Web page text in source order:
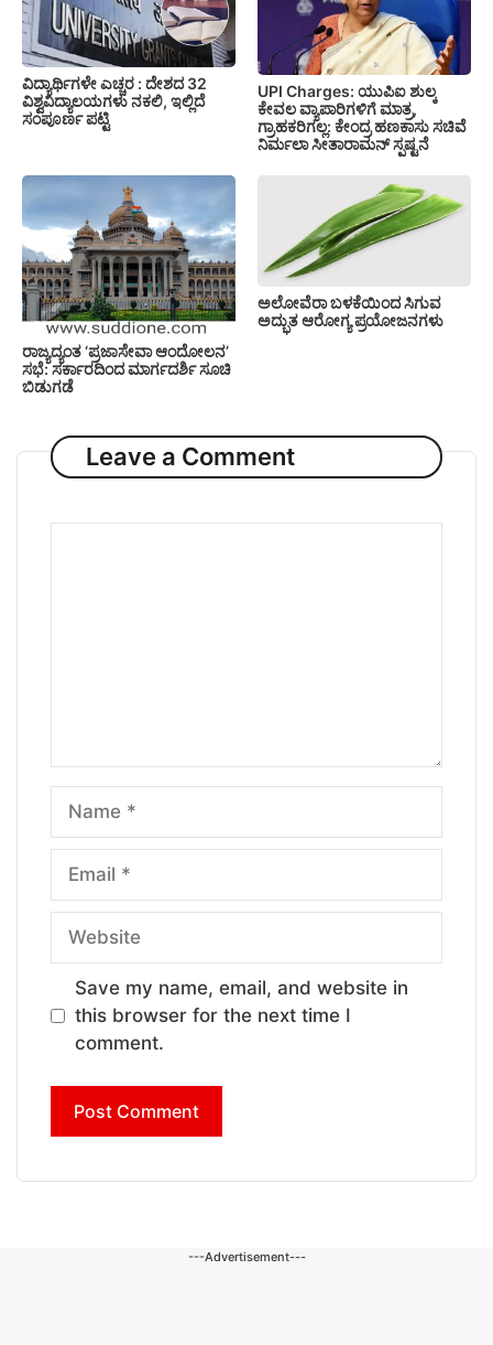
ವಿದ್ಯಾರ್ಥಿಗಳೇ ಎಚ್ಚರ : ದೇಶದ 32
ವಿಶ್ವವಿದ್ಯಾಲಯಗಳು ನಕಲಿ, ಇಲ್ಲಿದೆ
ಸಂಪೂರ್ಣ ಪಟ್ಟಿ
UPI Charges: ಯುಪಿಐ ಶುಲ್ಕ
ಕೇವಲ ವ್ಯಾಪಾರಿಗಳಿಗೆ ಮಾತ್ರ,
ಗ್ರಾಹಕರಿಗಲ್ಲ: ಕೇಂದ್ರ ಹಣಕಾಸು ಸಚಿವೆ
ನಿರ್ಮಲಾ ಸೀತಾರಾಮನ್ ಸ್ಪಷ್ಟನೆ
ರಾಜ್ಯದ್ಯಂತ ‘ಪ್ರಜಾಸೇವಾ ಆಂದೋಲನ’
ಸಭೆ: ಸರ್ಕಾರದಿಂದ ಮಾರ್ಗದರ್ಶಿ ಸೂಚಿ
ಬಿಡುಗಡೆ
ಅಲೋವೆರಾ ಬಳಕೆಯಿಂದ ಸಿಗುವ
ಅದ್ಭುತ ಆರೋಗ್ಯ ಪ್ರಯೋಜನಗಳು
Leave a Comment
Name
Email
Website
Save my name, email, and website in
this browser for the next time I
comment.
---Advertisement---